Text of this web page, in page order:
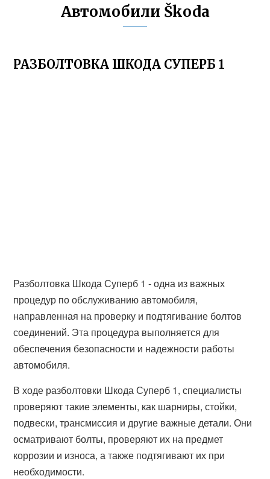
Автомобили Škoda
РАЗБОЛТОВКА ШКОДА СУПЕРБ 1
Разболтовка Шкода Суперб 1 - одна из важных
процедур по обслуживанию автомобиля,
направленная на проверку и подтягивание болтов
соединений. Эта процедура выполняется для
обеспечения безопасности и надежности работы
автомобиля.
В ходе разболтовки Шкода Суперб 1, специалисты
проверяют такие элементы, как шарниры, стойки,
подвески, трансмиссия и другие важные детали. Они
осматривают болты, проверяют их на предмет
коррозии и износа, а также подтягивают их при
необходимости.